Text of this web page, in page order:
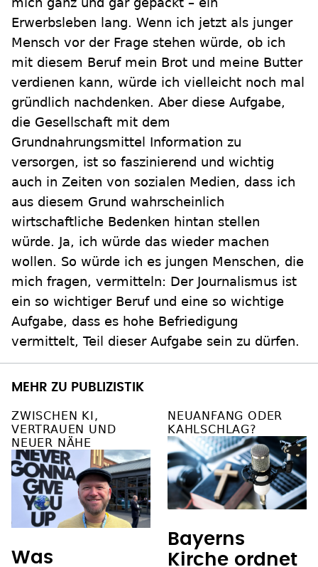
Erwerbsleben lang. Wenn ich jetzt als junger
Mensch vor der Frage stehen würde, ob ich
mit diesem Beruf mein Brot und meine Butter
verdienen kann, würde ich vielleicht noch mal
gründlich nachdenken. Aber diese Aufgabe,
die Gesellschaft mit dem
Grundnahrungsmittel Information zu
versorgen, ist so faszinierend und wichtig
auch in Zeiten von sozialen Medien, dass ich
aus diesem Grund wahrscheinlich
wirtschaftliche Bedenken hintan stellen
würde. Ja, ich würde das wieder machen
wollen. So würde ich es jungen Menschen, die
mich fragen, vermitteln: Der Journalismus ist
ein so wichtiger Beruf und eine so wichtige
Aufgabe, dass es hohe Befriedigung
vermittelt, Teil dieser Aufgabe sein zu dürfen.
MEHR ZU PUBLIZISTIK
ZWISCHEN KI,
VERTRAUEN UND
NEUER NÄHE
Was
NEUANFANG ODER
KAHLSCHLAG?
Bayerns
Kirche ordnet